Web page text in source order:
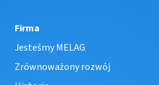
Firma
Jesteśmy MELAG
Zrównoważony rozwój